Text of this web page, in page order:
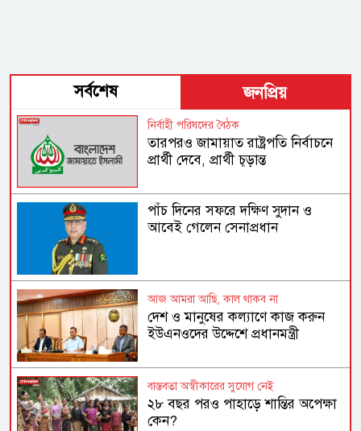
সর্বশেষ জনপ্রিয়
নির্বাহী পরিষদের বৈঠক
তারপরও জামায়াত রাষ্ট্রপতি নির্বাচনে
প্রার্থী দেবে, প্রার্থী চূড়ান্ত
পাঁচ দিনের সফরে দক্ষিণ সুদান ও
আবেই গেলেন সেনাপ্রধান
আজ আমরা আছি, কাল থাকব না
দেশ ও মানুষের কল্যাণে কাজ করুন
ইউএনওদের উদ্দেশে প্রধানমন্ত্রী
বাস্তবতা অস্বীকারের সুযোগ নেই
২৮ বছর পরও পাহাড়ে শান্তির অপেক্ষা
কেন?